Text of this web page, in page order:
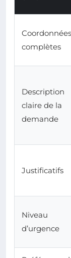
Coordonnées
complètes
Description
claire de la
demande
Justificatifs
Niveau
d’urgence